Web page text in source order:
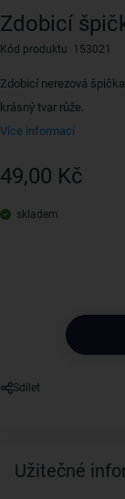
Zdobicí
Kód produktu 153021
Zdobicí nerezová
krásný tvar růže.
Více informací
49,00 Kč
skladem
Sdílet
Užitečné